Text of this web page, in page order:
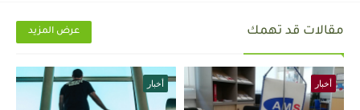
مقالات قد تهمك عرض المزيد
أخبار أخبار